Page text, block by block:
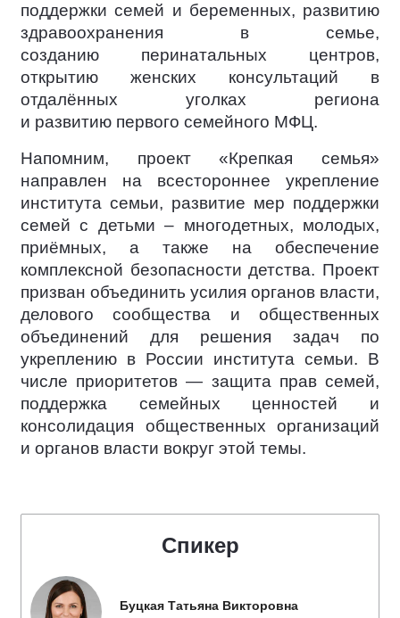
поддержки семей и беременных, развитию
здравоохранения в семье,
созданию перинатальных центров,
открытию женских консультаций в
отдалённых уголках региона
и развитию первого семейного МФЦ.
Напомним, проект «Крепкая семья»
направлен на всестороннее укрепление
института семьи, развитие мер поддержки
семей с детьми – многодетных, молодых,
приёмных, а также на обеспечение
комплексной безопасности детства. Проект
призван объединить усилия органов власти,
делового сообщества и общественных
объединений для решения задач по
укреплению в России института семьи. В
числе приоритетов — защита прав семей,
поддержка семейных ценностей и
консолидация общественных организаций
и органов власти вокруг этой темы.
Спикер
Буцкая Татьяна Викторовна